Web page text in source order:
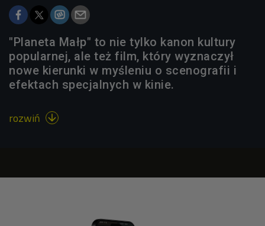
"Planeta Małp" to nie tylko kanon kultury
popularnej, ale też film, który wyznaczył
nowe kierunki w myśleniu o scenografii i
efektach specjalnych w kinie.
rozwiń 